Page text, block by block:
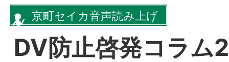
京町セイカ音声読み上げ
DV防止啓発コラム